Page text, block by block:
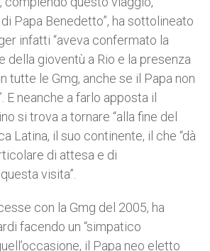
Papa Benedetto”, ha sottolineato
infatti “aveva confermato la
della gioventù a Rio e la presenza
tutte le Gmg, anche se il Papa non
E neanche a farlo apposta il
si trova a tornare “alla fine del
Latina, il suo continente, il che “dà
di attesa e di
visita”.
con la Gmg del 2005, ha
facendo un “simpatico
il Papa neo eletto